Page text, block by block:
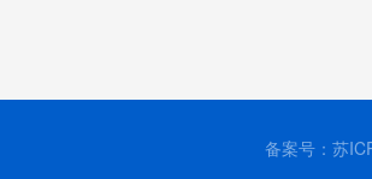
备案号： 苏